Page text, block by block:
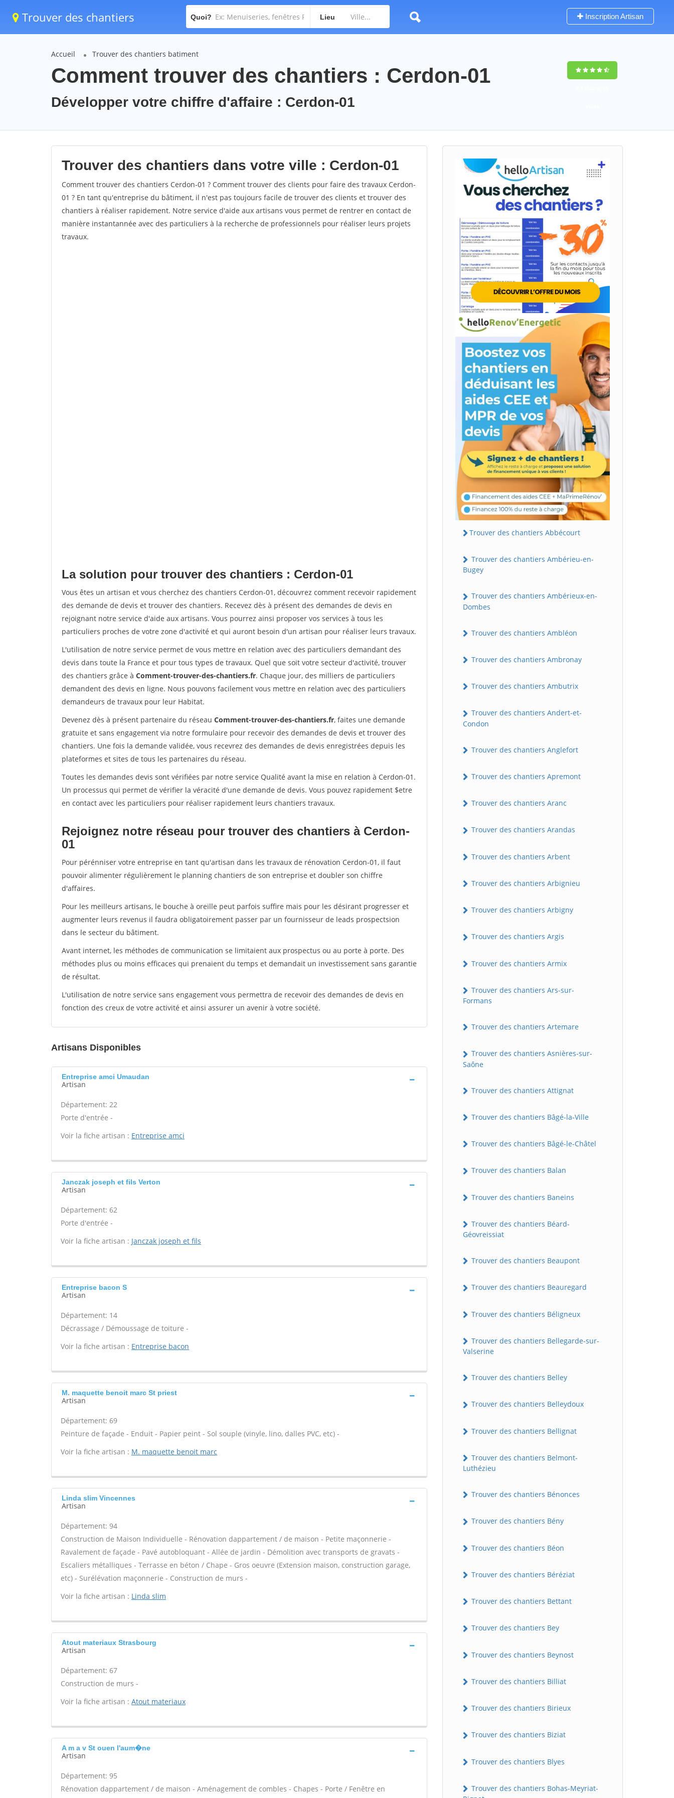
Trouver des chantiers Quoi? Lieu Inscription Artisan
Accueil Trouver des chantiers batiment
Comment trouver des chantiers : Cerdon-01
Développer votre chiffre d'affaire : Cerdon-01
Trouver des chantiers dans votre ville : Cerdon-01
Comment trouver des chantiers Cerdon-01 ? Comment trouver des clients pour faire des travaux Cerdon-
01 ? En tant qu'entreprise du bâtiment, il n'est pas toujours facile de trouver des clients et trouver des
chantiers à réaliser rapidement. Notre service d'aide aux artisans vous permet de rentrer en contact de
manière instantannée avec des particuliers à la recherche de professionnels pour réaliser leurs projets
travaux.
La solution pour trouver des chantiers : Cerdon-01
Vous êtes un artisan et vous cherchez des chantiers Cerdon-01, découvrez comment recevoir rapidement
des demande de devis et trouver des chantiers. Recevez dès à présent des demandes de devis en
rejoignant notre service d'aide aux artisans. Vous pourrez ainsi proposer vos services à tous les
particuliers proches de votre zone d'activité et qui auront besoin d'un artisan pour réaliser leurs travaux.
L'utilisation de notre service permet de vous mettre en relation avec des particuliers demandant des
devis dans toute la France et pour tous types de travaux. Quel que soit votre secteur d'activité, trouver
des chantiers grâce à Comment-trouver-des-chantiers.fr. Chaque jour, des milliers de particuliers
demandent des devis en ligne. Nous pouvons facilement vous mettre en relation avec des particuliers
demandeurs de travaux pour leur Habitat.
Devenez dès à présent partenaire du réseau Comment-trouver-des-chantiers.fr, faites une demande
gratuite et sans engagement via notre formulaire pour recevoir des demandes de devis et trouver des
chantiers. Une fois la demande validée, vous recevrez des demandes de devis enregistrées depuis les
plateformes et sites de tous les partenaires du réseau.
Toutes les demandes devis sont vérifiées par notre service Qualité avant la mise en relation à Cerdon-01.
Un processus qui permet de vérifier la véracité d'une demande de devis. Vous pouvez rapidement $etre
en contact avec les particuliers pour réaliser rapidement leurs chantiers travaux.
Rejoignez notre réseau pour trouver des chantiers à Cerdon-
01
Pour pérénniser votre entreprise en tant qu'artisan dans les travaux de rénovation Cerdon-01, il faut
pouvoir alimenter régulièrement le planning chantiers de son entreprise et doubler son chiffre
d'affaires.
Pour les meilleurs artisans, le bouche à oreille peut parfois suffire mais pour les désirant progresser et
augmenter leurs revenus il faudra obligatoirement passer par un fournisseur de leads prospectsion
dans le secteur du bâtiment.
Avant internet, les méthodes de communication se limitaient aux prospectus ou au porte à porte. Des
méthodes plus ou moins efficaces qui prenaient du temps et demandait un investissement sans garantie
de résultat.
L'utilisation de notre service sans engagement vous permettra de recevoir des demandes de devis en
fonction des creux de votre activité et ainsi assurer un avenir à votre société.
Artisans Disponibles
Entreprise amci Umaudan
Artisan
Département: 22
Porte d'entrée -
Voir la fiche artisan : Entreprise amci
Janczak joseph et fils Verton
Artisan
Département: 62
Porte d'entrée -
Voir la fiche artisan : Janczak joseph et fils
Entreprise bacon S
Artisan
Département: 14
Décrassage / Démoussage de toiture -
Voir la fiche artisan : Entreprise bacon
M. maquette benoit marc St priest
Artisan
Département: 69
Peinture de façade - Enduit - Papier peint - Sol souple (vinyle, lino, dalles PVC, etc) -
Voir la fiche artisan : M. maquette benoit marc
Linda slim Vincennes
Artisan
Département: 94
Construction de Maison Individuelle - Rénovation dappartement / de maison - Petite maçonnerie -
Ravalement de façade - Pavé autobloquant - Allée de jardin - Démolition avec transports de gravats -
Escaliers métalliques - Terrasse en béton / Chape - Gros oeuvre (Extension maison, construction garage,
etc) - Surélévation maçonnerie - Construction de murs -
Voir la fiche artisan : Linda slim
Atout materiaux Strasbourg
Artisan
Département: 67
Construction de murs -
Voir la fiche artisan : Atout materiaux
A m a v St ouen l'aum�ne
Artisan
Département: 95
Rénovation dappartement / de maison - Aménagement de combles - Chapes - Porte / Fenêtre en
Trouver des chantiers Abbécourt
Trouver des chantiers Ambérieu-en-
Bugey
Trouver des chantiers Ambérieux-en-
Dombes
Trouver des chantiers Ambléon
Trouver des chantiers Ambronay
Trouver des chantiers Ambutrix
Trouver des chantiers Andert-et-
Condon
Trouver des chantiers Anglefort
Trouver des chantiers Apremont
Trouver des chantiers Aranc
Trouver des chantiers Arandas
Trouver des chantiers Arbent
Trouver des chantiers Arbignieu
Trouver des chantiers Arbigny
Trouver des chantiers Argis
Trouver des chantiers Armix
Trouver des chantiers Ars-sur-
Formans
Trouver des chantiers Artemare
Trouver des chantiers Asnières-sur-
Saône
Trouver des chantiers Attignat
Trouver des chantiers Bâgé-la-Ville
Trouver des chantiers Bâgé-le-Châtel
Trouver des chantiers Balan
Trouver des chantiers Baneins
Trouver des chantiers Béard-
Géovreissiat
Trouver des chantiers Beaupont
Trouver des chantiers Beauregard
Trouver des chantiers Béligneux
Trouver des chantiers Bellegarde-sur-
Valserine
Trouver des chantiers Belley
Trouver des chantiers Belleydoux
Trouver des chantiers Bellignat
Trouver des chantiers Belmont-
Luthézieu
Trouver des chantiers Bénonces
Trouver des chantiers Bény
Trouver des chantiers Béon
Trouver des chantiers Béréziat
Trouver des chantiers Bettant
Trouver des chantiers Bey
Trouver des chantiers Beynost
Trouver des chantiers Billiat
Trouver des chantiers Birieux
Trouver des chantiers Biziat
Trouver des chantiers Blyes
Trouver des chantiers Bohas-Meyriat-